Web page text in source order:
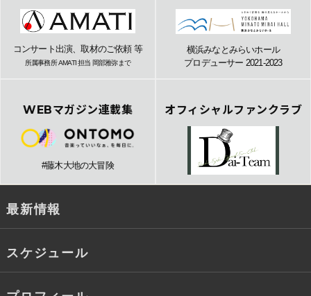
コンサート出演、取材のご依頼 等
所属事務所 AMATI 担当 岡部雅弥まで
横浜みなとみらいホール
プロデューサー 2021-2023
WEBマガジン連載集
#藤木大地の大冒険
オフィシャルファンクラブ
最新情報
スケジュール